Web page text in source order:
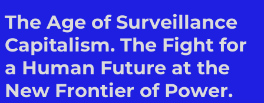
The Age of Surveillance
Capitalism. The Fight for
a Human Future at the
New Frontier of Power.